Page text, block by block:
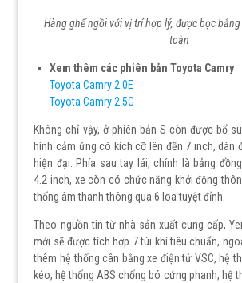
Hàng ghế ngồi với vị trí hợp lý, được bọc
toàn
Xem thêm các phiên bản Toyota Camry
Toyota Camry 2.0E
Toyota Camry 2.5G
Không chỉ vậy, ở phiên bản S còn được bổ
hình cảm ứng có kích cỡ lên đến 7 inch, dàn
hiện đại. Phía sau tay lái, chính là bảng
4.2 inch, xe còn có chức năng khởi động
thống âm thanh thông qua 6 loa tuyệt đỉnh.
Theo nguồn tin từ nhà sản xuất cung cấp,
mới sẽ được tích hợp 7 túi khí tiêu chuẩn,
thêm hệ thống cân bằng xe điện tử VSC, hệ
kéo, hệ thống ABS chống bó cứng phanh, hệ